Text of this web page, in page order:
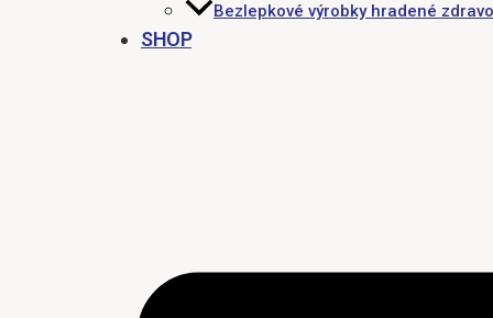
Bezlepkové výrobky hradené
SHOP